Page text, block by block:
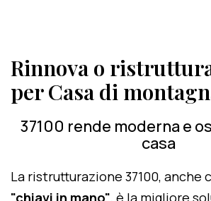
Rinnova o
per Casa di
37100 rende moderna e
casa
La ristrutturazione 37100, anche
"chiavi in mano", è la migliore